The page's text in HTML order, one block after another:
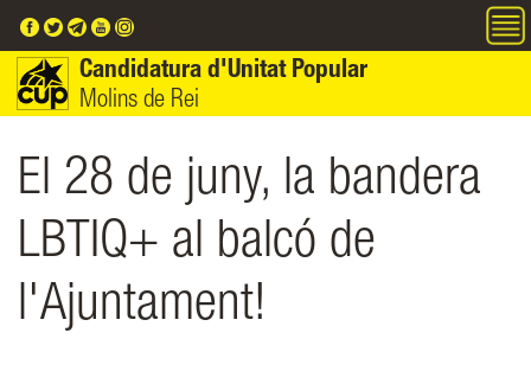
Candidatura d'Unitat Popular
Molins de Rei
El 28 de juny, la bandera
LBTIQ+ al balcó de
l'Ajuntament!